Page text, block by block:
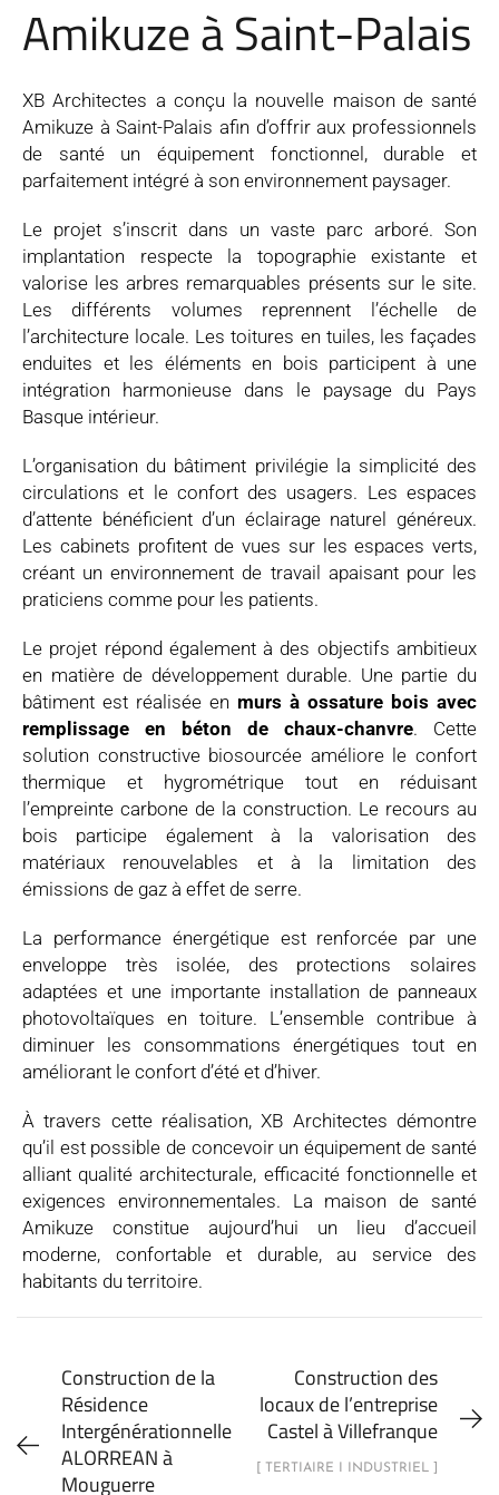
Amikuze à Saint-Palais
XB Architectes a conçu la nouvelle maison de santé
Amikuze à Saint-Palais afin d’offrir aux professionnels
de santé un équipement fonctionnel, durable et
parfaitement intégré à son environnement paysager.
Le projet s’inscrit dans un vaste parc arboré. Son
implantation respecte la topographie existante et
valorise les arbres remarquables présents sur le site.
Les différents volumes reprennent l’échelle de
l’architecture locale. Les toitures en tuiles, les façades
enduites et les éléments en bois participent à une
intégration harmonieuse dans le paysage du Pays
Basque intérieur.
L’organisation du bâtiment privilégie la simplicité des
circulations et le confort des usagers. Les espaces
d’attente bénéficient d’un éclairage naturel généreux.
Les cabinets profitent de vues sur les espaces verts,
créant un environnement de travail apaisant pour les
praticiens comme pour les patients.
Le projet répond également à des objectifs ambitieux
en matière de développement durable. Une partie du
bâtiment est réalisée en murs à ossature bois avec
remplissage en béton de chaux-chanvre. Cette
solution constructive biosourcée améliore le confort
thermique et hygrométrique tout en réduisant
l’empreinte carbone de la construction. Le recours au
bois participe également à la valorisation des
matériaux renouvelables et à la limitation des
émissions de gaz à effet de serre.
La performance énergétique est renforcée par une
enveloppe très isolée, des protections solaires
adaptées et une importante installation de panneaux
photovoltaïques en toiture. L’ensemble contribue à
diminuer les consommations énergétiques tout en
améliorant le confort d’été et d’hiver.
À travers cette réalisation, XB Architectes démontre
qu’il est possible de concevoir un équipement de santé
alliant qualité architecturale, efficacité fonctionnelle et
exigences environnementales. La maison de santé
Amikuze constitue aujourd’hui un lieu d’accueil
moderne, confortable et durable, au service des
habitants du territoire.
Construction de la
Résidence
Intergénérationnelle
ALORREAN à
Mouguerre
Construction des
locaux de l’entreprise
Castel à Villefranque
[ TERTIAIRE I INDUSTRIEL ]